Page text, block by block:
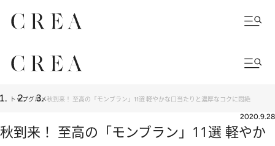
トップグルメ秋到来！ 至高の「モンブラン」11選 軽やかな口当たりと濃厚なコクに悶絶
2020.9.28
秋到来！ 至高の「モンブラン」11選 軽やか